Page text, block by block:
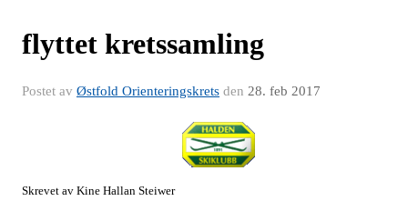
flyttet kretssamling
Postet av Østfold Orienteringskrets den 28. feb 2017
Skrevet av Kine Hallan Steiwer